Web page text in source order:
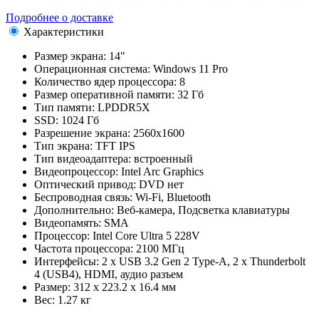
Подробнее о доставке
Характеристики
Размер экрана: 14"
Операционная система: Windows 11 Pro
Количество ядер процессора: 8
Размер оперативной памяти: 32 Гб
Тип памяти: LPDDR5X
SSD: 1024 Гб
Разрешение экрана: 2560x1600
Тип экрана: TFT IPS
Тип видеоадаптера: встроенный
Видеопроцессор: Intel Arc Graphics
Оптический привод: DVD нет
Беспроводная связь: Wi-Fi, Bluetooth
Дополнительно: Веб-камера, Подсветка клавиатуры
Видеопамять: SMA
Процессор: Intel Core Ultra 5 228V
Частота процессора: 2100 МГц
Интерфейсы: 2 x USB 3.2 Gen 2 Type-A, 2 x Thunderbolt
4 (USB4), HDMI, аудио разъем
Размер: 312 x 223.2 x 16.4 мм
Вес: 1.27 кг